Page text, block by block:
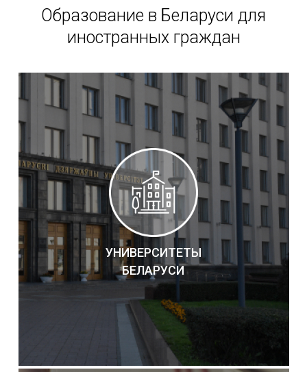
Образование в Беларуси для
иностранных граждан
УНИВЕРСИТЕТЫ
БЕЛАРУСИ